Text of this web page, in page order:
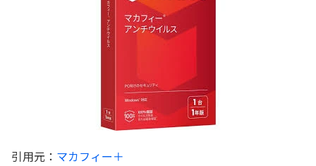
引用元： マカフィー＋